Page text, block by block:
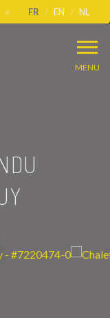
FR EN NL
MENU